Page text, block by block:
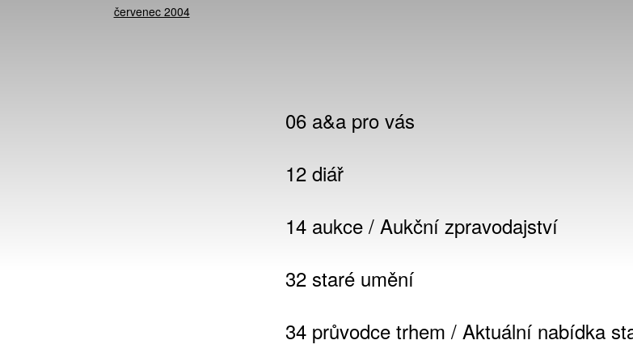
červenec 2004
06 a&a pro vás
12 diář
14 aukce / Aukční zpravodajství
32 staré umění
34 průvodce trhem / Aktuální nabídka